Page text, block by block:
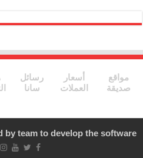
مواقع
صديقة
أسعار
العملات
رسائل
سانا
by team to develop the software